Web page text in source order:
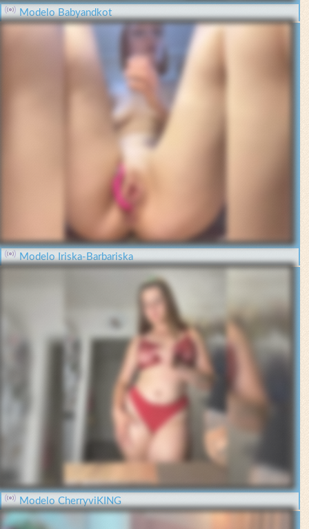
Modelo Babyandkot
Modelo Iriska-Barbariska
Modelo CherryviKING